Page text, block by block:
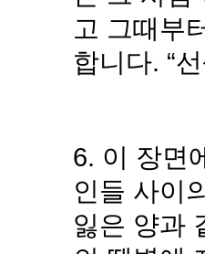
고 그때부
합니다. “
6. 이 장면
인들 사이
잃은 양과